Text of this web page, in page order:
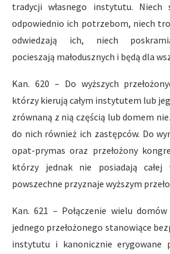
tradycji własnego instytutu. Niech
odpowiednio ich potrzebom, niech
odwiedzają ich, niech
pocieszają małodusznych i będą dla
Kan. 620 – Do wyższych
którzy kierują całym instytutem lub
zrównaną z nią częścią lub domem
do nich również ich zastępców. Do
opat-prymas oraz przełożony
którzy jednak nie posiadają całej
powszechne przyznaje wyższym
Kan. 621 – Połączenie wielu
jednego przełożonego stanowiące
instytutu i kanonicznie erygowane